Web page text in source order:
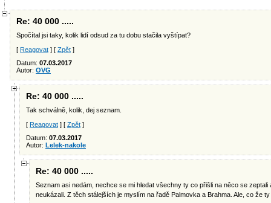
Re: 40 000 .....
Spočítal jsi taky, kolik lidí odsud za tu dobu stačila vyštípat?
[ Reagovat ] [ Zpět ]
Datum: 07.03.2017
Autor: OVG
Re: 40 000 .....
Tak schválně, kolik, dej seznam.
[ Reagovat ] [ Zpět ]
Datum: 07.03.2017
Autor: Lelek-nakole
Re: 40 000 .....
Seznam asi nedám, nechce se mi hledat všechny ty co přišli na něco se
neukázali. Z těch stálejších je myslím na řadě Palmovka a Brahma. Ale, co že